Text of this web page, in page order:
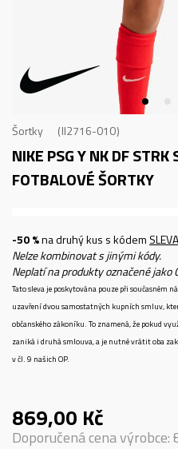
Šortky II2716-010
NIKE PSG Y NK DF STRK
FOTBALOVÉ ŠORTKY
-50 %na druhý kus s kódem
Nelze kombinovat s jinými kódy.
Neplatí na produkty označené jako
Tato sleva je poskytována pouze při současném
uzavření dvou samostatných kupních smluv,
občanského zákoníku. To znamená, že pokud
zaniká i druhá smlouva, a je nutné vrátit oba
v čl. 9 našich OP.
869,00 Kč
Doporučená cena výrobce: